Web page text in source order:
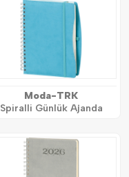
Moda-TRK
Spiralli Günlük Ajanda